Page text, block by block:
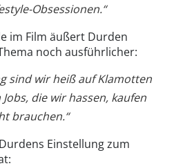
Obsessionen.“
im Film äußert Durden
noch ausführlicher:
sind wir heiß auf Klamotten
die wir hassen, kaufen
brauchen.“
Einstellung zum